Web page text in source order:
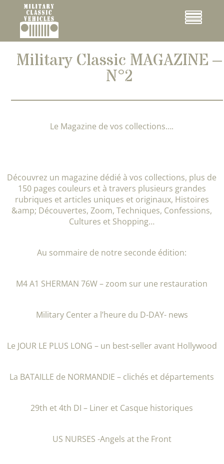
Menu
Military Classic MAGAZINE –
N°2
Le Magazine de vos collections….
Découvrez un magazine dédié à vos collections, plus de
150 pages couleurs et à travers plusieurs grandes
rubriques et articles uniques et originaux, Histoires
&amp; Découvertes, Zoom, Techniques, Confessions,
Cultures et Shopping…
Au sommaire de notre seconde édition:
M4 A1 SHERMAN 76W – zoom sur une restauration
Military Center a l’heure du D-DAY- news
Le JOUR LE PLUS LONG – un best-seller avant Hollywood
La BATAILLE de NORMANDIE – clichés et départements
29th et 4th DI – Liner et Casque historiques
US NURSES -Angels at the Front
Cookies management panel